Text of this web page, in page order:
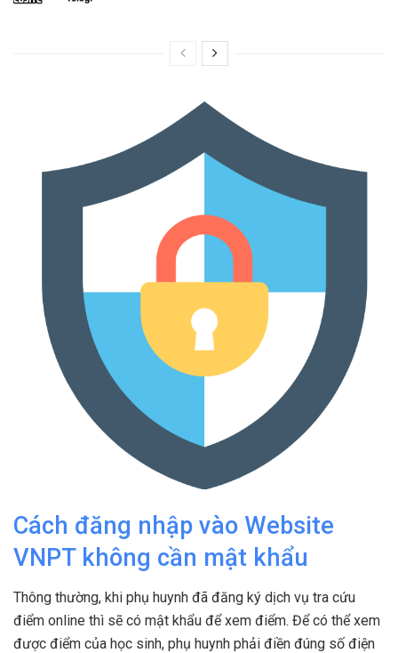
Cách đăng nhập vào Website
VNPT không cần mật khẩu
Thông thường, khi phụ huynh đã đăng ký dịch vụ tra cứu
điểm online thì sẽ có mật khẩu để xem điểm. Để có thể xem
được điểm của học sinh, phụ huynh phải điền đúng số điện